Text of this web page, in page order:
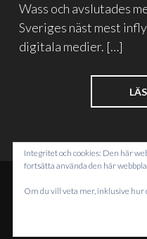
Wass och avslutades
Sveriges näst mest
digitala medier. […]
Integritet och cookies: Den här
fortsätta använda den här
Om du vill veta mer, inklusive hur